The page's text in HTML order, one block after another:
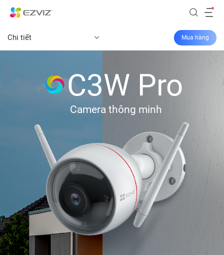
Chi tiết Mua hàng
C3W Pro
Camera thông minh